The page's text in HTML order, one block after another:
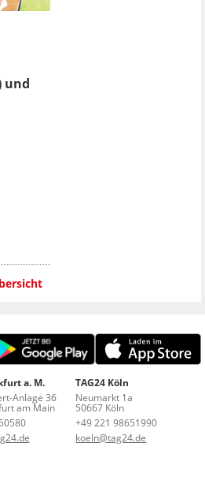
und
a. M.
Anlage 36
am Main
TAG24 Köln
Neumarkt 1a
50667 Köln
+49 221 98651990
koeln@tag24.de